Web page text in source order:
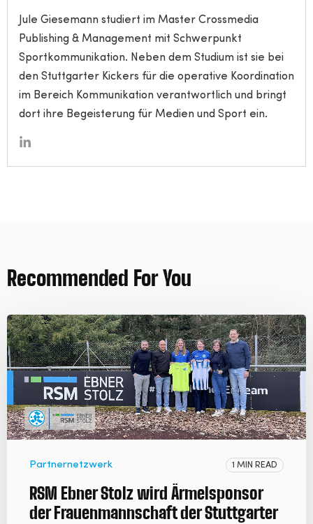
Jule Giesemann studiert im Master Crossmedia
Publishing & Management mit Schwerpunkt
Sportkommunikation. Neben dem Studium ist sie bei
den Stuttgarter Kickers für die operative Koordination
im Bereich Kommunikation verantwortlich und bringt
dort ihre Begeisterung für Medien und Sport ein.
Recommended For You
Partnernetzwerk 1 MIN READ
RSM Ebner Stolz wird Ärmelsponsor
der Frauenmannschaft der Stuttgarter